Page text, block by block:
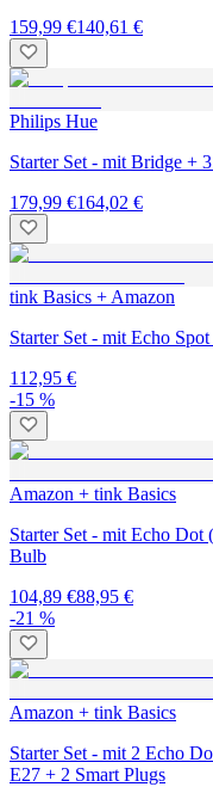
159,99 €140,61 €
Philips Hue
Starter Set - mit Bridge +
179,99 €164,02 €
tink Basics + Amazon
Starter Set - mit Echo
112,95 €
-15 %
Amazon + tink Basics
Starter Set - mit Echo
Bulb
104,89 €88,95 €
-21 %
Amazon + tink Basics
Starter Set - mit 2 Echo
E27 + 2 Smart Plugs